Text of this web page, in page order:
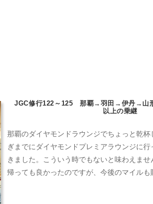
JGC修行122～125 那覇→羽田→伊丹→山
以上の乗継
那覇のダイヤモンドラウンジでちょっと乾
ぎまでにダイヤモンドプレミアラウンジに
きました。こういう時でもないと味わえま
帰っても良かったのですが、今後のマイルも